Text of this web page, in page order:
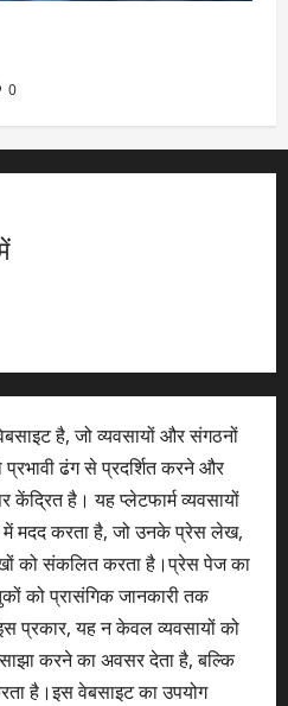
0
है, जो व्यवसायों और संगठनों
ढंग से प्रदर्शित करने और
केंद्रित है। यह प्लेटफार्म व्यवसायों
मदद करता है, जो उनके प्रेस लेख,
को संकलित करता है।प्रेस पेज का
को प्रासंगिक जानकारी तक
प्रकार, यह न केवल व्यवसायों को
करने का अवसर देता है, बल्कि
है।इस वेबसाइट का उपयोग